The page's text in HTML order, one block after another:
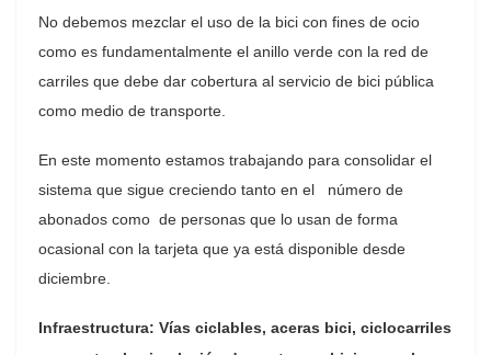
No debemos mezclar el uso de la bici con fines de ocio
como es fundamentalmente el anillo verde con la red de
carriles que debe dar cobertura al servicio de bici pública
como medio de transporte.
En este momento estamos trabajando para consolidar el
sistema que sigue creciendo tanto en el número de
abonados como de personas que lo usan de forma
ocasional con la tarjeta que ya está disponible desde
diciembre.
Infraestructura: Vías ciclables, aceras bici, ciclocarriles